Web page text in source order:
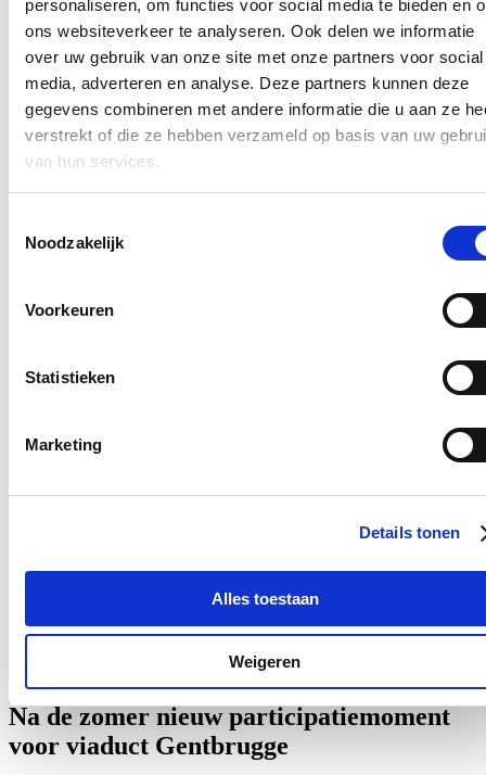
personaliseren, om functies voor social media te bieden en
ons websiteverkeer te analyseren. Ook delen we informatie
over uw gebruik van onze site met onze partners voor social
media, adverteren en analyse. Deze partners kunnen deze
gegevens combineren met andere informatie die u aan ze
verstrekt of die ze hebben verzameld op basis van uw
van hun services.
Noodzakelijk
Voorkeuren
Statistieken
Marketing
Details tonen
Alles toestaan
Weigeren
17/07/26
De Wiedauwkaaibrug is een spoorwegbrug aan de Muide in Gent.
De brug ligt op een belangrijke fietsverbinding.
Lees meer
BrusselGent MobiliteitOpenbare werken
Waterwegen moeten bevaarbaar blijven
De laatste jaren werd Vlaanderen meermaals geconfronteerd met
periodes van aanhoudende droogte. Tijdens droge periodes kan het
Lees meer
Gent hervormt stadsdagen in Gentse
maken van stadsdagen, waardoor ze aan een goedkoop tarief of
gratis kunnen beschikken over de infrastructuur van enkele
Na de zomer nieuw participatiemoment
voor viaduct Gentbrugge